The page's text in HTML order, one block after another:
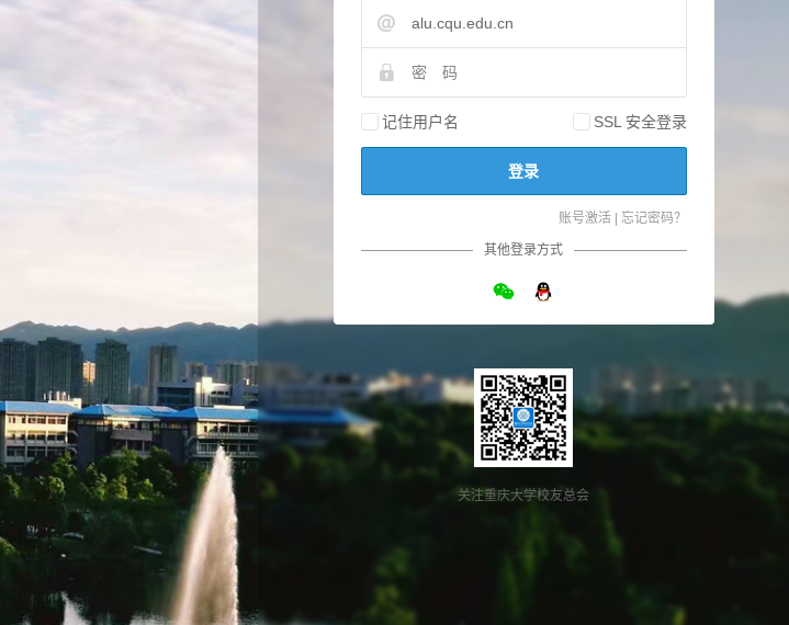
alu.cqu.edu.cn
记住用户名 SSL 安全登录
登录
账号激活| 忘记密码？
其他登录方式
关注重庆大学校友总会